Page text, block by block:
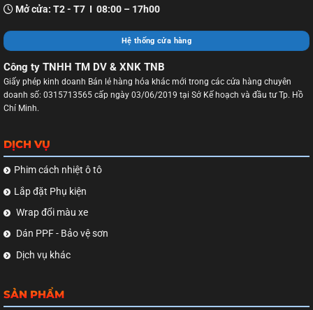
Mở cửa: T2 - T7 I 08:00 – 17h00
Hệ thống cửa hàng
Công ty TNHH TM DV & XNK TNB
Giấy phép kinh doanh Bán lẻ hàng hóa khác mới trong các cửa hàng chuyên
doanh số: 0315713565 cấp ngày 03/06/2019 tại Sở Kế hoạch và đầu tư Tp. Hồ
Chí Minh.
DỊCH VỤ
Phim cách nhiệt ô tô
Lắp đặt Phụ kiện
Wrap đổi màu xe
Dán PPF - Bảo vệ sơn
Dịch vụ khác
SẢN PHẨM